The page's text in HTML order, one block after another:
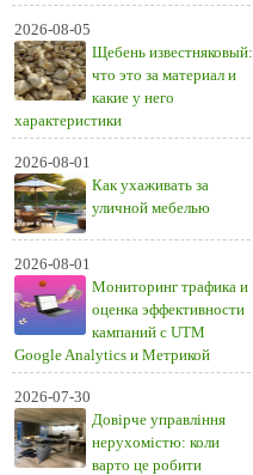
2026-08-05
Щебень известняковый:
что это за материал и
какие у него
характеристики
2026-08-01
Как ухаживать за
уличной мебелью
2026-08-01
Мониторинг трафика и
оценка эффективности
кампаний с UTM
Google Analytics и Метрикой
2026-07-30
Довірче управління
нерухомістю: коли
варто це робити